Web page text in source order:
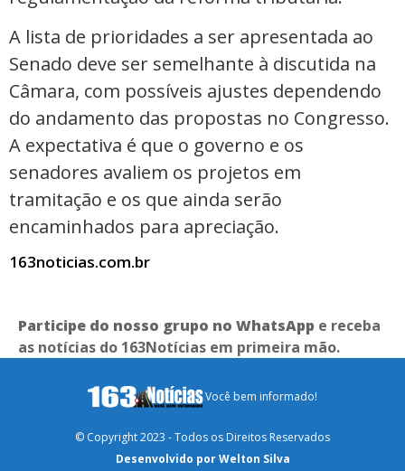
A lista de prioridades a ser apresentada ao
Senado deve ser semelhante à discutida na
Câmara, com possíveis ajustes dependendo
do andamento das propostas no Congresso.
A expectativa é que o governo e os
senadores avaliem os projetos em
tramitação e os que ainda serão
encaminhados para apreciação.
163noticias.com.br
Participe do nosso grupo no WhatsApp e receba
as notícias do 163Notícias em primeira mão.
Você bem informado!
© Copyright 2023 - Todos os Direitos Reservados
Desenvolvido por Welton Silva